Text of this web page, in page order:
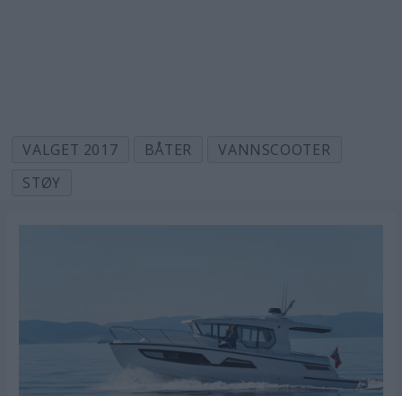
VALGET 2017 BÅTER
VANNSCOOTER
STØY